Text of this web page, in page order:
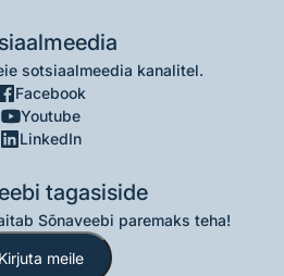
sotsiaalmeedia kanalitel.
Facebook
Youtube
LinkedIn
tagasiside
Sõnaveebi paremaks teha!
Kirjuta meile